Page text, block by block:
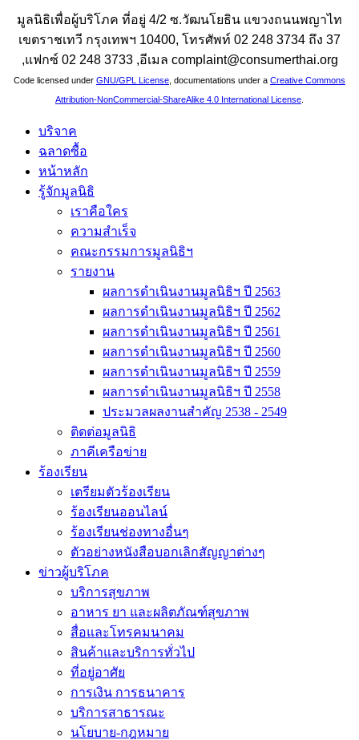
มูลนิธิเพื่อผู้บริโภค ที่อยู่ 4/2 ซ.วัฒนโยธิน แขวงถนนพญาไท
เขตราชเทวี กรุงเทพฯ 10400, โทรศัพท์ 02 248 3734 ถึง 37
,แฟกซ์ 02 248 3733 ,อีเมล complaint@consumerthai.org
Code licensed under GNU/GPL License , documentations under a Creative Commons
Attribution-NonCommercial-ShareAlike 4.0 International License
บริจาค
ฉลาดซื้อ
หน้าหลัก
รู้จักมูลนิธิ
เราคือใคร
ความสำเร็จ
คณะกรรมการมูลนิธิฯ
รายงาน
ผลการดำเนินงานมูลนิธิฯ ปี 2563
ผลการดำเนินงานมูลนิธิฯ ปี 2562
ผลการดำเนินงานมูลนิธิฯ ปี 2561
ผลการดำเนินงานมูลนิธิฯ ปี 2560
ผลการดำเนินงานมูลนิธิฯ ปี 2559
ผลการดำเนินงานมูลนิธิฯ ปี 2558
ประมวลผลงานสำคัญ 2538 - 2549
ติดต่อมูลนิธิ
ภาคีเครือข่าย
ร้องเรียน
เตรียมตัวร้องเรียน
ร้องเรียนออนไลน์
ร้องเรียนช่องทางอื่นๆ
ตัวอย่างหนังสือบอกเลิกสัญญาต่างๆ
ข่าวผู้บริโภค
บริการสุขภาพ
อาหาร ยา และผลิตภัณฑ์สุขภาพ
สื่อและโทรคมนาคม
สินค้าและบริการทั่วไป
ที่อยู่อาศัย
การเงิน การธนาคาร
บริการสาธารณะ
นโยบาย-กฎหมาย